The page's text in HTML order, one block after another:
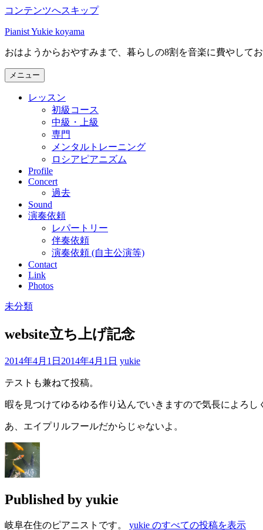
コンテンツへスキップ
Pianist Yukie koyama
おはようからおやすみまで、暮らしの8割を音楽に費やしてお
メニュー
レッスン
初級コース
中級・上級
専門
メンタルトレーニング
ロシアピアニズム
Profile
Concert
過去
Sound
演奏依頼
レパートリー
伴奏依頼
演奏依頼 (自主公演等)
Contact
Link
Photos
未分類
website立ち上げ記念
2014年4月1日 2014年4月1日 yukie
テストも兼ねて投稿。
暇を見つけてゆるゆる作り込んでいきますので気長によろし
あ、エイプリルフールだからじゃないよ。
Published by yukie
岐阜在住のピアニストです。 yukie のすべての投稿を表示